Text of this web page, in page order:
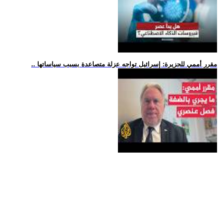
.. مقرر أممي للجزيرة: إسرائيل تواجه عزلة متصاعدة بسبب سياساتها